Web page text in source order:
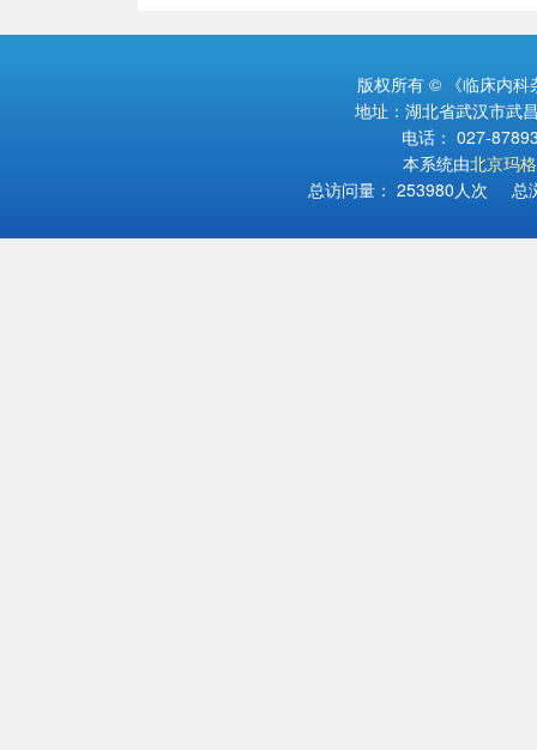
版权所有 © 《临床内
地址：湖北省武汉市武
电话： 027-
本系统由北京玛
总访问量： 253980人次 总